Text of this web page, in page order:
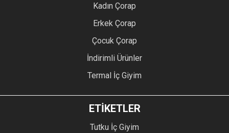
Kadın Çorap
Erkek Çorap
Çocuk Çorap
İndirimli Ürünler
Termal İç Giyim
ETİKETLER
Tutku İç Giyim